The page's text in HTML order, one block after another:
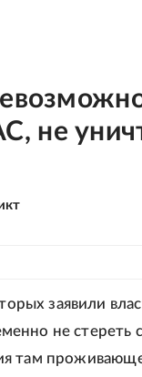
не
заявили
не стереть
там